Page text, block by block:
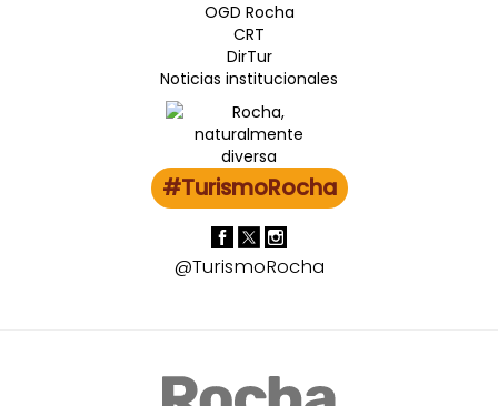
OGD Rocha
CRT
DirTur
Noticias institucionales
#TurismoRocha
@TurismoRocha